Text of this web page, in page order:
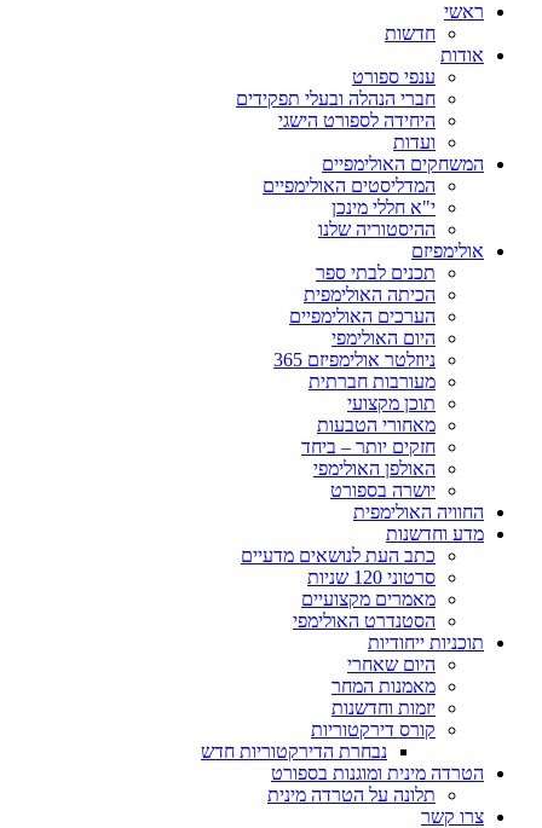
ראשי
חדשות
אודות
ענפי ספורט
חברי הנהלה ובעלי תפקידים
היחידה לספורט הישגי
ועדות
המשחקים האולימפיים
המדליסטים האולימפיים
י"א חללי מינכן
ההיסטוריה שלנו
אולימפיזם
תכנים לבתי ספר
הכיתה האולימפית
הערכים האולימפיים
היום האולימפי
ניוזלטר אולימפיזם 365
מעורבות חברתית
תוכן מקצועי
מאחורי הטבעות
חזקים יותר – ביחד
האולפן האולימפי
יושרה בספורט
החוויה האולימפית
מדע וחדשנות
כתב העת לנושאים מדעיים
סרטוני 120 שניות
מאמרים מקצועיים
הסטנדרט האולימפי
תוכניות ייחודיות
היום שאחרי
מאמנות המחר
יזמות וחדשנות
קורס דירקטוריות
נבחרת הדירקטוריות חדש
הטרדה מינית ומוגנות בספורט
תלונה על הטרדה מינית
צרו קשר